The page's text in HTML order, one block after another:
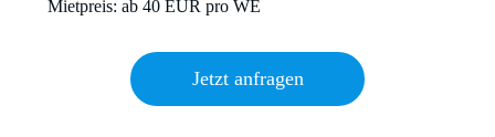
Mietpreis: ab 40 EUR pro WE
Jetzt anfragen